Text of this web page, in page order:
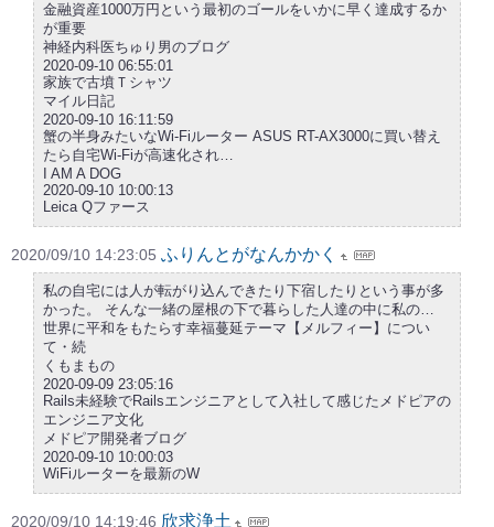
金融資産1000万円という最初のゴールをいかに早く達成するか
が重要
神経内科医ちゅり男のブログ
2020-09-10 06:55:01
家族で古墳Ｔシャツ
マイル日記
2020-09-10 16:11:59
蟹の半身みたいなWi-Fiルーター ASUS RT-AX3000に買い替え
たら自宅Wi-Fiが高速化され…
I AM A DOG
2020-09-10 10:00:13
Leica Qファース
2020/09/10 14:23:05 ふりんとがなんかかく
私の自宅には人が転がり込んできたり下宿したりという事が多
かった。 そんな一緒の屋根の下で暮らした人達の中に私の…
世界に平和をもたらす幸福蔓延テーマ【メルフィー】につい
て・続
くもまもの
2020-09-09 23:05:16
Rails未経験でRailsエンジニアとして入社して感じたメドピアの
エンジニア文化
メドピア開発者ブログ
2020-09-10 10:00:03
WiFiルーターを最新のW
2020/09/10 14:19:46 欣求浄土